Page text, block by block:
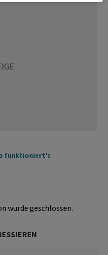
funktioniert's
wurde geschlossen.